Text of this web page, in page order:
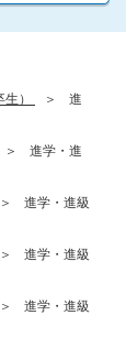
）
進
進学・進
進学・進級
進学・進級
進学・進級